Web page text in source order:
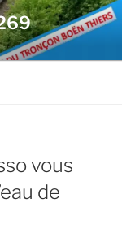
vous
de